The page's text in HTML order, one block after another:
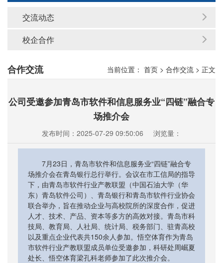
交流动态
校企合作
合作交流 当前位置： 首页 > 合作交流 > 正文
公司受邀参加青岛市软件和信息服务业“四链”融合专
场推介会
发布时间：2025-07-29 09:50:06 浏览量：
7月23日，青岛市软件和信息服务业“四链”融合专
场推介会在青岛银行总行举行。会议在市工信局的指导
下，由青岛市软件行业产教联盟（中国石油大学（华
东）青岛软件公司）、青岛银行和青岛市软件行业协会
联合举办，旨在推动企业与高校院所的深度合作，促进
人才、技术、产品、资本等多方的高效对接。青岛市科
技局、教育局、人社局、统计局、税务部门、驻青高校
以及重点企业代表共150余人参加。​悟空体育作为青岛
市软件行业产教联盟成员单位受邀参加，科研处周崛夏
处长、​悟空体育梁孔科老师参加了此次推介会。